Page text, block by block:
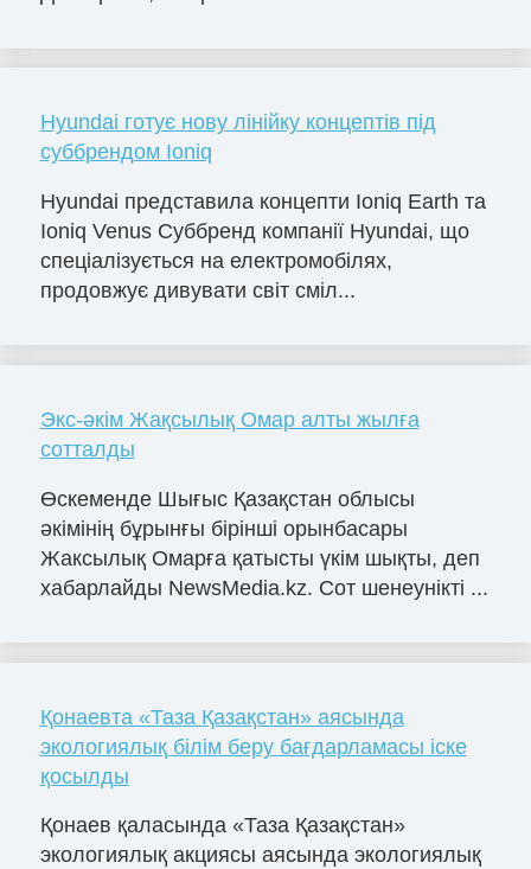
Hyundai готує нову лінійку концептів під
суббрендом Ioniq
Hyundai представила концепти Ioniq Earth та
Ioniq Venus Суббренд компанії Hyundai, що
спеціалізується на електромобілях,
продовжує дивувати світ сміл...
Экс-әкім Жақсылық Омар алты жылға
сотталды
Өскеменде Шығыс Қазақстан облысы
әкімінің бұрынғы бірінші орынбасары
Жаксылық Омарға қатысты үкім шықты, деп
хабарлайды NewsMedia.kz. Сот шенеунікті ...
Қонаевта «Таза Қазақстан» аясында
экологиялық білім беру бағдарламасы іске
қосылды
Қонаев қаласында «Таза Қазақстан»
экологиялық акциясы аясында экологиялық